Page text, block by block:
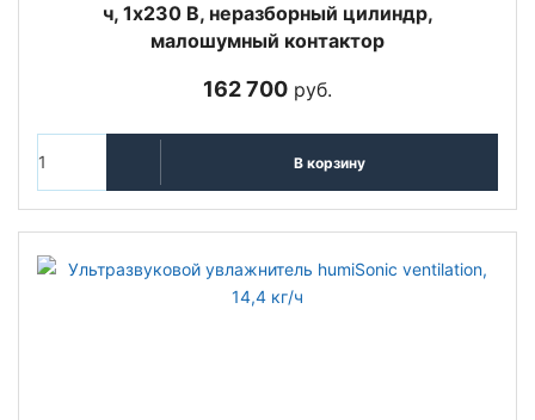
ч, 1х230 В, неразборный цилиндр,
малошумный контактор
162 700 руб.
В корзину